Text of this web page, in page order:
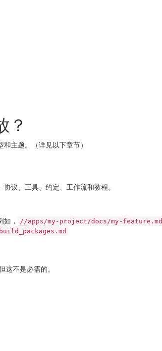
？
主题。（详见以下章节）
议、工具、约定、工作流和教程。
，
//apps/my-project/docs/my-feature.md
这不是必需的。